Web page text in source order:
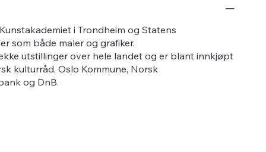
i Trondheim og Statens
som både maler og grafiker.
utstillinger over hele landet og er blant innkjøpt
kulturråd, Oslo Kommune, Norsk
og DnB.